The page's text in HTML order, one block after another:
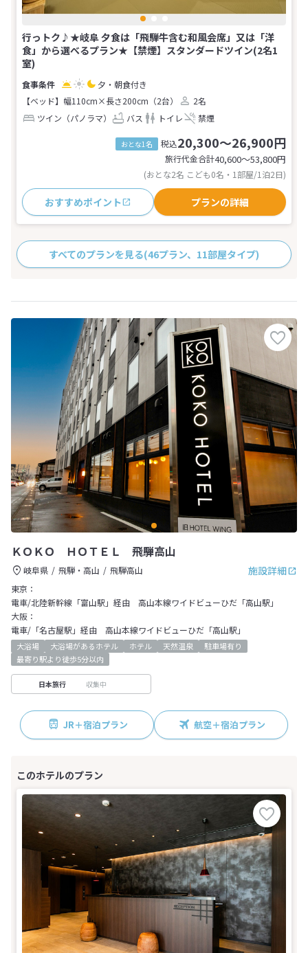
行っトク♪★岐阜 夕食は「飛騨牛含む和風会席」又は「洋
食」から選べるプラン★【禁煙】スタンダードツイン(2名1
室)
夕・朝食付き
【ベッド】幅110cm×長さ200cm（2台）
2名
ツイン（パノラマ）
バス トイレ 禁煙
おとな1名 税込20,300～26,900円
旅行代金合計40,600〜53,800円
(おとな2名 こども0名・1部屋/1泊2日)
おすすめポイント プランの詳細
すべてのプランを見る(46プラン、11部屋タイプ)
ＫＯＫＯ ＨＯＴＥＬ 飛騨高山
施設詳細
岐阜県 飛騨・高山
飛騨高山
東京：
電車/北陸新幹線「富山駅」経由 高山本線ワイドビューひだ「高山駅」
大阪：
電車/「名古屋駅」経由 高山本線ワイドビューひだ「高山駅」
大浴場 大浴場があるホテル ホテル 天然温泉
駐車場有り
最寄り駅より徒歩5分以内
日本旅行 収集中
JR＋宿泊プラン 航空＋宿泊プラン